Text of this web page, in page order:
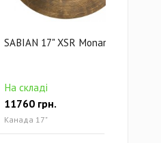
SABIAN 17" XSR Monarch
На складі
11760 грн.
Канада 17"